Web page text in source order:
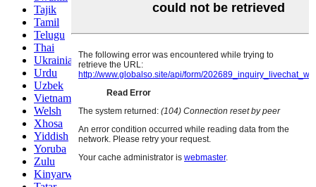
Tajik
Tamil
Telugu
Thai
Ukrainian
Urdu
Uzbek
Vietnamese
Welsh
Xhosa
Yiddish
Yoruba
Zulu
Kinyarwanda